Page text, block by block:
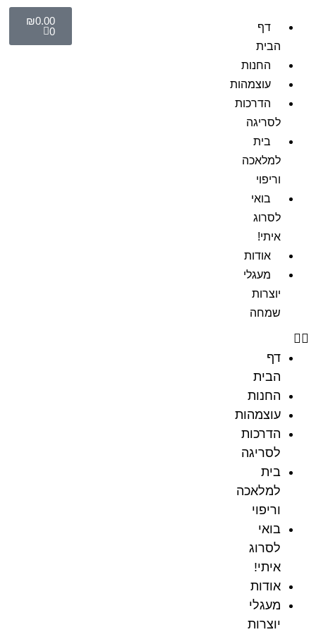
דף
הבית
החנות
עוצמהות
הדרכות
לסריגה
בית
למלאכה
וריפוי
בואי
לסרוג
איתי!
אודות
מעגלי
יוצרות
שמחה
דף
הבית
החנות
עוצמהות
הדרכות
לסריגה
בית
למלאכה
וריפוי
בואי
לסרוג
איתי!
אודות
מעגלי
יוצרות
₪0.00
0